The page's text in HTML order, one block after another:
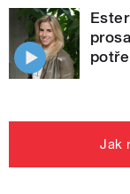
Jak